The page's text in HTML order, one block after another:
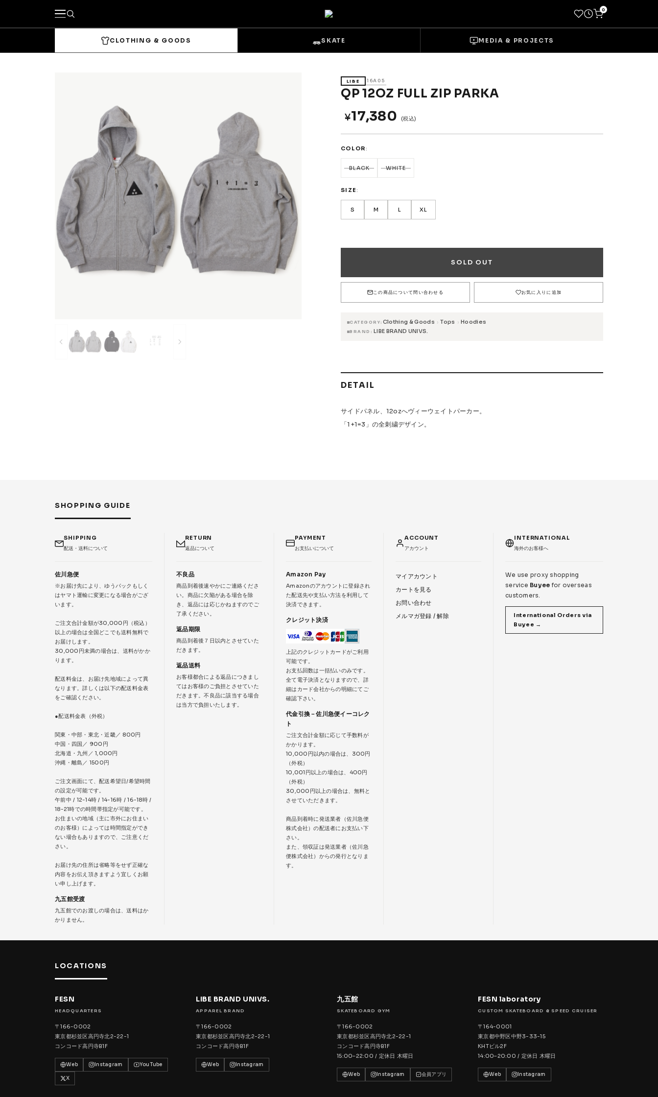
0
CLOTHING & GOODS
Bottoms Sets & Overalls Socks
Bags & Pouches
Accessories & Goods
SKATE
Complete Decks
Bearings Parts & Accessories
Skate Bags & Cases Tools & Maintenance
→
FESN LIBE BRAND UNIVS. FESN laboratory
CLOTHING & GOODS SKATE MEDIA & PROJECTS
LIBE 16A05
QP 12OZ FULL ZIP PARKA
¥17,380 (税込)
COLOR
BLACK WHITE
SIZE
S M L XL
在庫なし
WHITE
17,380円(税込)
在庫なし
17,380円(税込)
在庫なし
17,380円(税込)17,380円(税込)
在庫なし
SOLD OUT
この商品について問い合わせる お気に入りに追加
CATEGORY Clothing & Goods › Tops › Hoodies
BRAND LIBE BRAND UNIVS.
DETAIL
サイドパネル、12ozへヴィーウェイトパーカー。
「1+1=3」の全刺繍デザイン。
SHOPPING GUIDE
SHIPPING
配送・送料について
佐川急便
※お届け先により、ゆうパックもしく
はヤマト運輸に変更になる場合がござ
います。
ご注文合計金額が30,000円（税込）
以上の場合は全国どこでも送料無料で
お届けします。
30,000円未満の場合は、送料がかか
ります。
配送料金は、お届け先地域によって異
なります。詳しくは以下の配送料金表
をご確認ください。
●配送料金表（外税）
関東・中部・東北・近畿／ 800円
中国・四国／ 900円
北海道・九州／ 1,000円
沖縄・離島／ 1500円
ご注文画面にて、配送希望日/希望時間
の設定が可能です。
午前中 / 12-14時 / 14-16時 / 16-18時 /
18-21時での時間帯指定が可能です。
お住まいの地域（主に市外にお住まい
のお客様）によっては時間指定ができ
ない場合もありますので、ご注意くだ
さい。
お届け先の住所は省略等をせず正確な
内容をお伝え頂きますよう宜しくお願
い申し上げます。
九五館受渡
九五館でのお渡しの場合は、送料はか
かりません。
RETURN
返品について
不良品
商品到着後速やかにご連絡くださ
い。商品に欠陥がある場合を除
き、返品には応じかねますのでご
了承ください。
返品期限
商品到着後７日以内とさせていた
だきます。
返品送料
お客様都合による返品につきまし
てはお客様のご負担とさせていた
だきます。不良品に該当する場合
は当方で負担いたします。
PAYMENT
お支払いについて
Amazon Pay
Amazonのアカウントに登録され
た配送先や支払い方法を利用して
決済できます。
クレジット決済
上記のクレジットカードがご利用
可能です。
お支払回数は一括払いのみです。
全て電子決済となりますので、詳
細はカード会社からの明細にてご
確認下さい。
代金引換－佐川急便イーコレク
ト
ご注文合計金額に応じて手数料が
かかります。
10,000円以内の場合は、300円
（外税）
10,001円以上の場合は、400円
（外税）
30,000円以上の場合は、無料と
させていただきます。
商品到着時に発送業者（佐川急便
株式会社）の配送者にお支払い下
さい。
また、領収証は発送業者（佐川急
便株式会社）からの発行となりま
す。
ACCOUNT
アカウント
マイアカウント
カートを見る
お問い合わせ
メルマガ登録 / 解除
INTERNATIONAL
海外のお客様へ
We use proxy shopping
service Buyee for overseas
customers.
International Orders via
Buyee →
LOCATIONS
FESN
HEADQUARTERS
〒166-0002
東京都杉並区高円寺北2-22-1
コンコード高円寺B1F
Web Instagram YouTube
X
LIBE BRAND UNIVS.
APPAREL BRAND
〒166-0002
東京都杉並区高円寺北2-22-1
コンコード高円寺B1F
Web Instagram
九五館
SKATEBOARD GYM
〒166-0002
東京都杉並区高円寺北2-22-1
コンコード高円寺B1F
15:00–22:00 / 定休日 木曜日
Web Instagram 会員アプリ
FESN laboratory
CUSTOM SKATEBOARD & SPEED CRUISER
〒164-0001
東京都中野区中野3-33-15
KHTビル2F
14:00–20:00 / 定休日 木曜日
Web Instagram